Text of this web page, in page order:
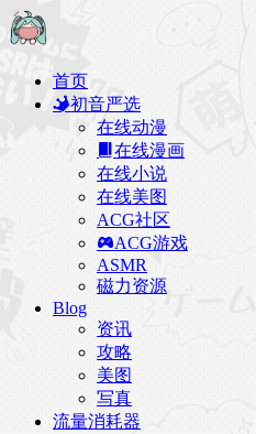
首页
初音严选
在线动漫
在线漫画
在线小说
在线美图
ACG社区
ACG游戏
ASMR
磁力资源
Blog
资讯
攻略
美图
写真
流量消耗器